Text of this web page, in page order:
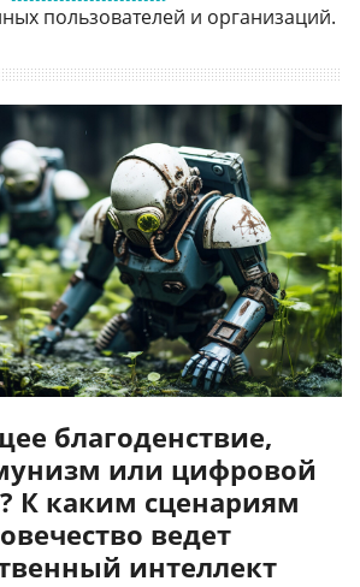
пользователей и организаций.
благоденствие,
или цифровой
К каким сценариям
ведет
интеллект